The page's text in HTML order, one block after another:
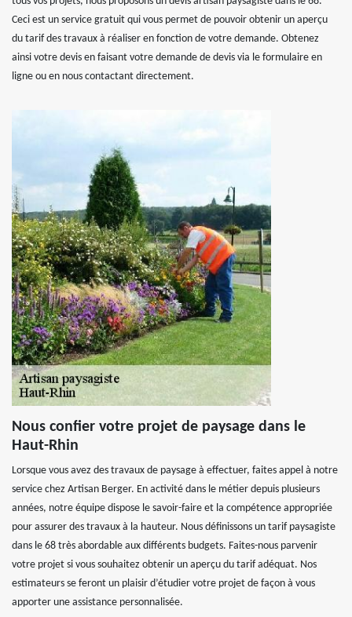
Ceci est un service gratuit qui vous permet de pouvoir obtenir un aperçu
du tarif des travaux à réaliser en fonction de votre demande. Obtenez
ainsi votre devis en faisant votre demande de devis via le formulaire en
ligne ou en nous contactant directement.
Nous confier votre projet de paysage dans le
Haut-Rhin
Lorsque vous avez des travaux de paysage à effectuer, faites appel à notre
service chez Artisan Berger. En activité dans le métier depuis plusieurs
années, notre équipe dispose le savoir-faire et la compétence appropriée
pour assurer des travaux à la hauteur. Nous définissons un tarif paysagiste
dans le 68 très abordable aux différents budgets. Faites-nous parvenir
votre projet si vous souhaitez obtenir un aperçu du tarif adéquat. Nos
estimateurs se feront un plaisir d’étudier votre projet de façon à vous
apporter une assistance personnalisée.